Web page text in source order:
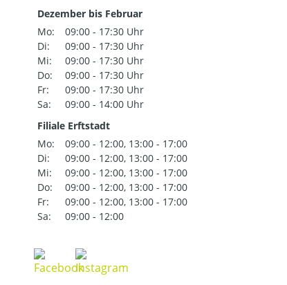
Dezember bis Februar
Mo:
09:00 - 17:30 Uhr
Di:
09:00 - 17:30 Uhr
Mi:
09:00 - 17:30 Uhr
Do:
09:00 - 17:30 Uhr
Fr:
09:00 - 17:30 Uhr
Sa:
09:00 - 14:00 Uhr
Filiale Erftstadt
Mo:
09:00 - 12:00, 13:00 - 17:00
Di:
09:00 - 12:00, 13:00 - 17:00
Mi:
09:00 - 12:00, 13:00 - 17:00
Do:
09:00 - 12:00, 13:00 - 17:00
Fr:
09:00 - 12:00, 13:00 - 17:00
Sa:
09:00 - 12:00